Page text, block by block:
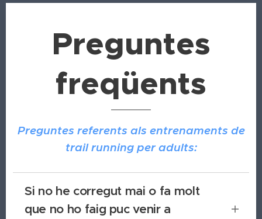
Preguntes
freqüents
Preguntes referents als entrenaments de
trail running per adults:
Si no he corregut mai o fa molt
que no ho faig puc venir a